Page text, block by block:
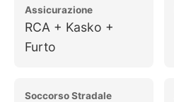
Assicurazione
RCA + Kasko +
Furto
Soccorso Stradale